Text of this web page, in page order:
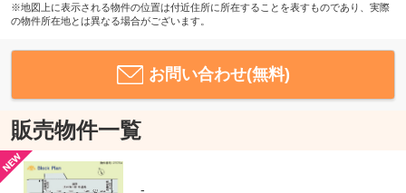
※地図上に表示される物件の位置は付近住所に所在することを表すものであり、実際
の物件所在地とは異なる場合がございます。
お問い合わせ(無料)
販売物件一覧
-